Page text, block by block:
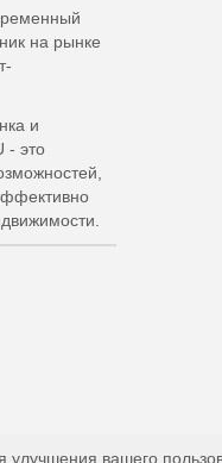
на рынке
и
- это
вашего